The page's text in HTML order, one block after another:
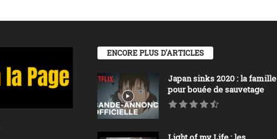
ENCORE PLUS D'ARTICLES
Japan sinks 2020 : la famille
pour bouée de sauvetage